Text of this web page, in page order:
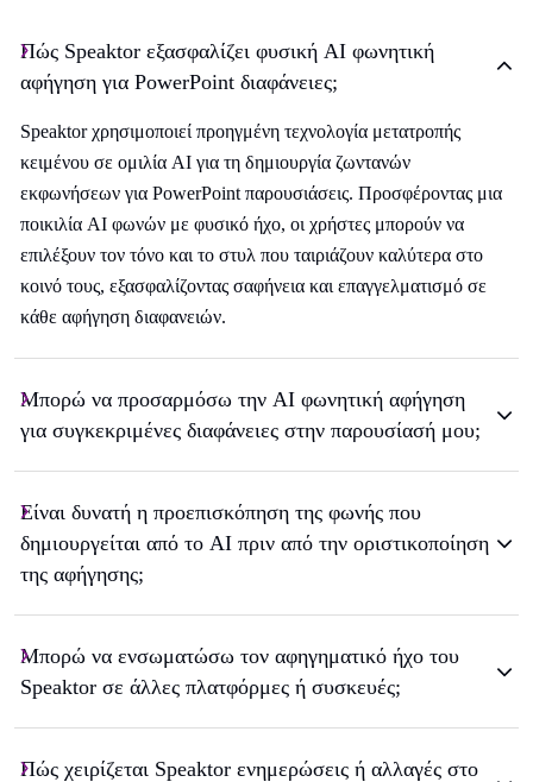
Πώς Speaktor εξασφαλίζει φυσική AI φωνητική
αφήγηση για PowerPoint διαφάνειες;
Speaktor χρησιμοποιεί προηγμένη τεχνολογία μετατροπής
κειμένου σε ομιλία AI για τη δημιουργία ζωντανών
εκφωνήσεων για PowerPoint παρουσιάσεις. Προσφέροντας μια
ποικιλία AI φωνών με φυσικό ήχο, οι χρήστες μπορούν να
επιλέξουν τον τόνο και το στυλ που ταιριάζουν καλύτερα στο
κοινό τους, εξασφαλίζοντας σαφήνεια και επαγγελματισμό σε
κάθε αφήγηση διαφανειών.
Μπορώ να προσαρμόσω την AI φωνητική αφήγηση
για συγκεκριμένες διαφάνειες στην παρουσίασή μου;
Είναι δυνατή η προεπισκόπηση της φωνής που
δημιουργείται από το AI πριν από την οριστικοποίηση
της αφήγησης;
Μπορώ να ενσωματώσω τον αφηγηματικό ήχο του
Speaktor σε άλλες πλατφόρμες ή συσκευές;
Πώς χειρίζεται Speaktor ενημερώσεις ή αλλαγές στο